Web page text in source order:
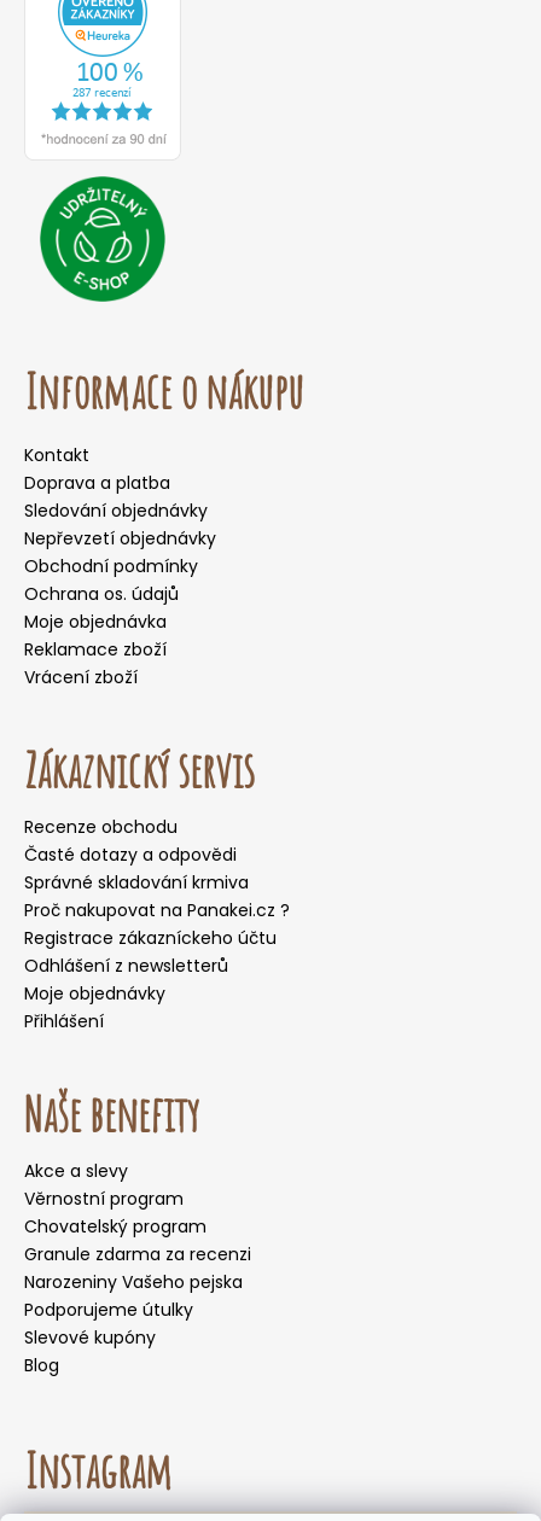
Informace o nákupu
Kontakt
Doprava a platba
Sledování objednávky
Nepřevzetí objednávky
Obchodní podmínky
Ochrana os. údajů
Moje objednávka
Reklamace zboží
Vrácení zboží
Zákaznický servis
Recenze obchodu
Časté dotazy a odpovědi
Správné skladování krmiva
Proč nakupovat na Panakei.cz ?
Registrace zákazníckeho účtu
Odhlášení z newsletterů
Moje objednávky
Přihlášení
Naše benefity
Akce a slevy
Věrnostní program
Chovatelský program
Granule zdarma za recenzi
Narozeniny Vašeho pejska
Podporujeme útulky
Slevové kupóny
Blog
Instagram